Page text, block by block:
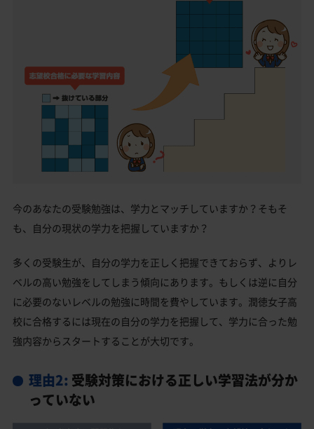
今のあなたの受験勉強は、学力とマッチしていますか？そもそ
も、自分の現状の学力を把握していますか？
多くの受験生が、自分の学力を正しく把握できておらず、よりレ
ベルの高い勉強をしてしまう傾向にあります。もしくは逆に自分
に必要のないレベルの勉強に時間を費やしています。潤徳女子高
校に合格するには現在の自分の学力を把握して、学力に合った勉
強内容からスタートすることが大切です。
理由2: 受験対策における正しい学習法が分か
っていない